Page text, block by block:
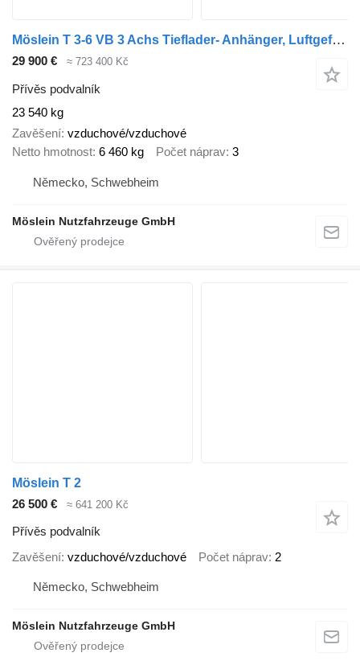
Möslein T 3-6 VB 3 Achs Tieflader- Anhänger, Luftgefedert, Verbreiterung
29 900 € ≈ 723 400 Kč
Přívěs podvalník
23 540 kg
Zavěšení vzduchové/vzduchové
Netto hmotnost 6 460 kg Počet náprav 3
Německo, Schwebheim
Möslein Nutzfahrzeuge GmbH
Möslein T 2
26 500 €
≈ 641 200 Kč
Přívěs podvalník
Zavěšení vzduchové/vzduchové Počet náprav 2
Německo, Schwebheim
Möslein Nutzfahrzeuge GmbH